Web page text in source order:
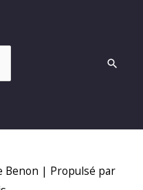
Benon | Propulsé par